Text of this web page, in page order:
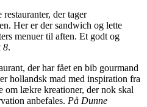
der tager
Her er der sandwich og lette
menuer til aften. Et godt og
8.
der har fået en bib gourmand
hollandsk mad med inspiration fra
om lækre kreationer, der nok skal
anbefales. På Dunne